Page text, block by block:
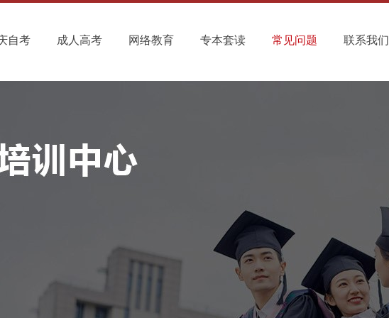
自考 成人高考 网络教育 专本套读 常见问题 联系我们